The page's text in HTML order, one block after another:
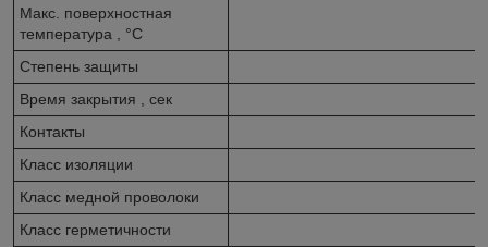
Макс. поверхностная
температура , °C
Степень защиты
Время закрытия , сек
Контакты
Класс изоляции
Класс медной проволоки
Класс герметичности